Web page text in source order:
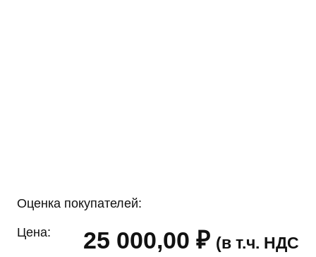
Оценка покупателей:
Цена: 25 000,00 ₽ (в т.ч. НДС